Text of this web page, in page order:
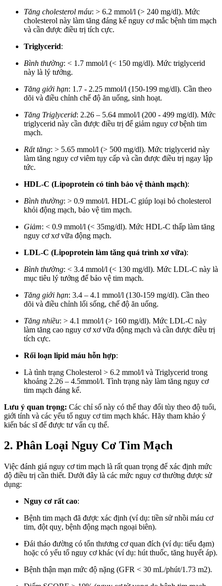
Tăng cholesterol máu: > 6.2 mmol/l (> 240 mg/dl). Mức
cholesterol này làm tăng đáng kể nguy cơ mắc bệnh tim mạch
và cần được điều trị tích cực.
Triglycerid:
Bình thường: < 1.7 mmol/l (< 150 mg/dl). Mức triglycerid
này là lý tưởng.
Tăng giới hạn: 1.7 - 2.25 mmol/l (150-199 mg/dl). Cần theo
dõi và điều chỉnh chế độ ăn uống, sinh hoạt.
Tăng Triglycerid: 2.26 – 5.64 mmol/l (200 - 499 mg/dl). Mức
triglycerid này cần được điều trị để giảm nguy cơ bệnh tim
mạch.
Rất tăng: > 5.65 mmol/l (> 500 mg/dl). Mức triglycerid này
làm tăng nguy cơ viêm tụy cấp và cần được điều trị ngay lập
tức.
HDL-C (Lipoprotein có tính bảo vệ thành mạch):
Bình thường: > 0.9 mmol/l. HDL-C giúp loại bỏ cholesterol
khỏi động mạch, bảo vệ tim mạch.
Giảm: < 0.9 mmol/l (< 35mg/dl). Mức HDL-C thấp làm tăng
nguy cơ xơ vữa động mạch.
LDL-C (Lipoprotein làm tăng quá trình xơ vữa):
Bình thường: < 3.4 mmol/l (< 130 mg/dl). Mức LDL-C này là
mục tiêu lý tưởng để bảo vệ tim mạch.
Tăng giới hạn: 3.4 – 4.1 mmol/l (130-159 mg/dl). Cần theo
dõi và điều chỉnh lối sống, chế độ ăn uống.
Tăng nhiều: > 4.1 mmol/l (> 160 mg/dl). Mức LDL-C này
làm tăng cao nguy cơ xơ vữa động mạch và cần được điều trị
tích cực.
Rối loạn lipid máu hỗn hợp:
Là tình trạng Cholesterol > 6.2 mmol/l và Triglycerid trong
khoảng 2.26 – 4.5mmol/l. Tình trạng này làm tăng nguy cơ
tim mạch đáng kể.
Lưu ý quan trọng: Các chỉ số này có thể thay đổi tùy theo độ tuổi,
giới tính và các yếu tố nguy cơ tim mạch khác. Hãy tham khảo ý
kiến bác sĩ để được tư vấn cụ thể.
2. Phân Loại Nguy Cơ Tim Mạch
Việc đánh giá nguy cơ tim mạch là rất quan trọng để xác định mức
độ điều trị cần thiết. Dưới đây là các mức nguy cơ thường được sử
dụng:
Nguy cơ rất cao:
Bệnh tim mạch đã được xác định (ví dụ: tiền sử nhồi máu cơ
tim, đột quỵ, bệnh động mạch ngoại biên).
Đái tháo đường có tổn thương cơ quan đích (ví dụ: tiểu đạm)
hoặc có yếu tố nguy cơ khác (ví dụ: hút thuốc, tăng huyết áp).
Bệnh thận mạn mức độ nặng (GFR < 30 mL/phút/1.73 m2).